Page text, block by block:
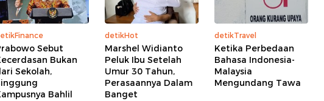
Sebut
Bukan
Sekolah,
Bahlil
detikHot
Marshel Widianto
Peluk Ibu Setelah
Umur 30 Tahun,
Perasaannya Dalam
Banget
detikTravel
Ketika Perbedaan
Bahasa Indonesia-
Malaysia
Mengundang Tawa